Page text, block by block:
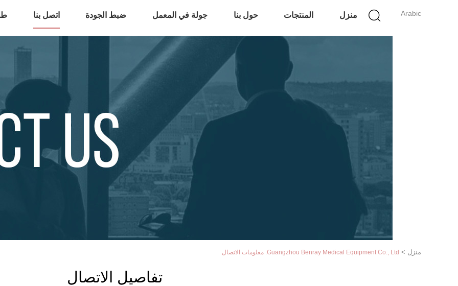
Arabic منزل المنتجات حول بنا جولة في المعمل ضبط الجودة اتصل بنا
منزل > Guangzhou Benray Medical Equipment Co., Ltd. معلومات الاتصال
تفاصيل الاتصال